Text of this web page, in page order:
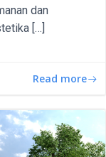
dan
[…]
Read more